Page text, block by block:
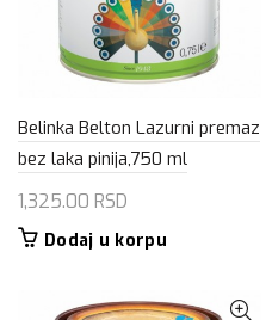
Belinka Belton Lazurni premaz
bez laka pinija,750 ml
1,325.00 RSD
Dodaj u korpu